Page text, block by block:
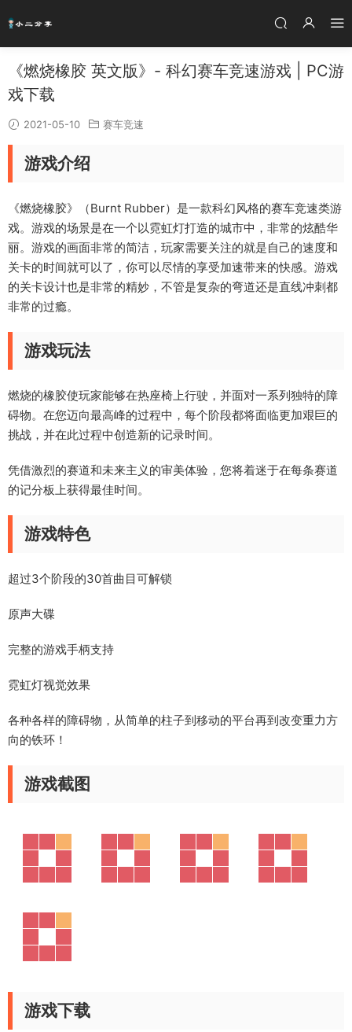
《燃烧橡胶 英文版》- 科幻赛车竞速游戏 | PC游
戏下载
2021-05-10 赛车竞速
游戏介绍
《燃烧橡胶》（Burnt Rubber）是一款科幻风格的赛车竞速类游
戏。游戏的场景是在一个以霓虹灯打造的城市中，非常的炫酷华
丽。游戏的画面非常的简洁，玩家需要关注的就是自己的速度和
关卡的时间就可以了，你可以尽情的享受加速带来的快感。游戏
的关卡设计也是非常的精妙，不管是复杂的弯道还是直线冲刺都
非常的过瘾。
游戏玩法
燃烧的橡胶使玩家能够在热座椅上行驶，并面对一系列独特的障
碍物。在您迈向最高峰的过程中，每个阶段都将面临更加艰巨的
挑战，并在此过程中创造新的记录时间。
凭借激烈的赛道和未来主义的审美体验，您将着迷于在每条赛道
的记分板上获得最佳时间。
游戏特色
超过3个阶段的30首曲目可解锁
原声大碟
完整的游戏手柄支持
霓虹灯视觉效果
各种各样的障碍物，从简单的柱子到移动的平台再到改变重力方
向的铁环！
游戏截图
游戏下载